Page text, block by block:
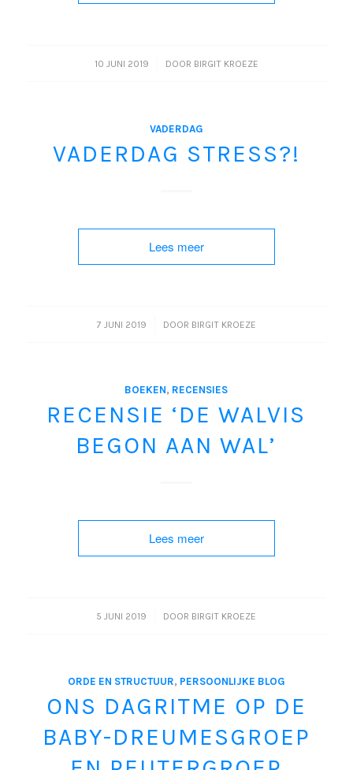
10 JUNI 2019
/ DOOR BIRGIT KROEZE
VADERDAG
VADERDAG STRESS?!
Lees meer
7 JUNI 2019
/ DOOR BIRGIT KROEZE
BOEKEN, RECENSIES
RECENSIE ‘DE WALVIS
BEGON AAN WAL’
Lees meer
5 JUNI 2019
/ DOOR BIRGIT KROEZE
ORDE EN STRUCTUUR, PERSOONLIJKE BLOG
ONS DAGRITME OP DE
BABY-DREUMESGROEP